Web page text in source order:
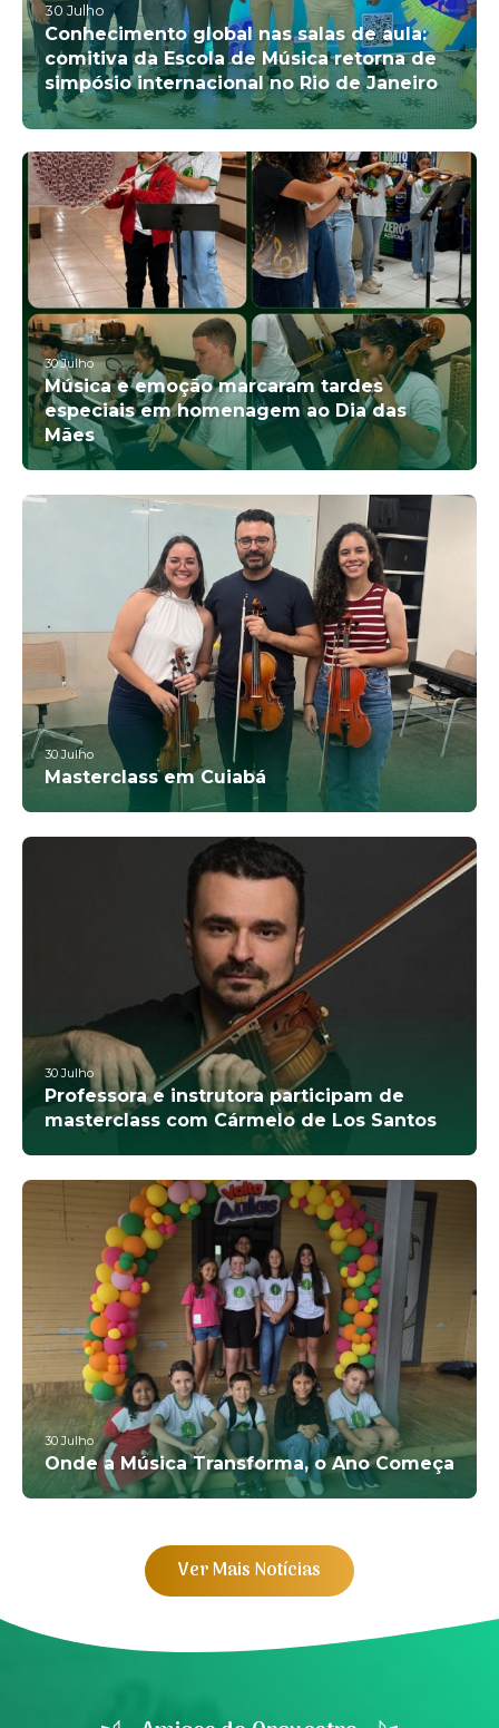
30 Julho
Conhecimento global nas salas de aula:
comitiva da Escola de Música retorna de
simpósio internacional no Rio de Janeiro
30 Julho
Música e emoção marcaram tardes
especiais em homenagem ao Dia das
Mães
30 Julho
Masterclass em Cuiabá
30 Julho
Professora e instrutora participam de
masterclass com Cármelo de Los Santos
30 Julho
Onde a Música Transforma, o Ano Começa
Ver Mais Notícias